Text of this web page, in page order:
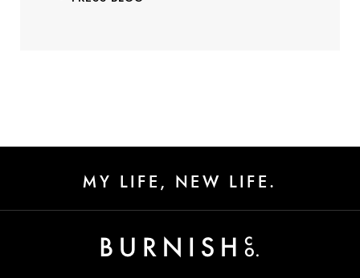
MY LIFE, NEW LIFE.